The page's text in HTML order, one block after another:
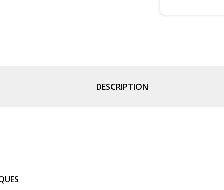
DESCRIPTION